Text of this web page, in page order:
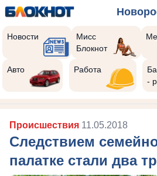
Новости
Мисс
Блокнот
Авто Работа
-
Происшествия 11.05.2018
Следствием
палатке стали два